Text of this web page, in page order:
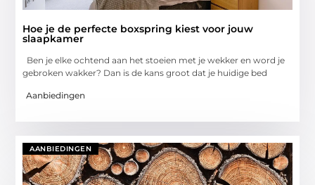
Hoe je de perfecte boxspring kiest voor jouw
slaapkamer
Ben je elke ochtend aan het stoeien met je wekker en word je
gebroken wakker? Dan is de kans groot dat je huidige bed
Aanbiedingen
AANBIEDINGEN